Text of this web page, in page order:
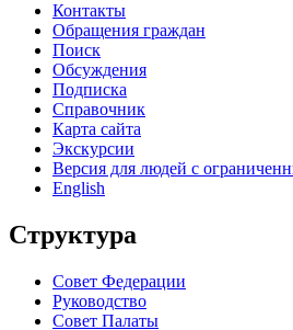
Контакты
Обращения граждан
Поиск
Обсуждения
Подписка
Справочник
Карта сайта
Экскурсии
Версия для людей с
English
Структура
Совет Федерации
Руководство
Совет Палаты